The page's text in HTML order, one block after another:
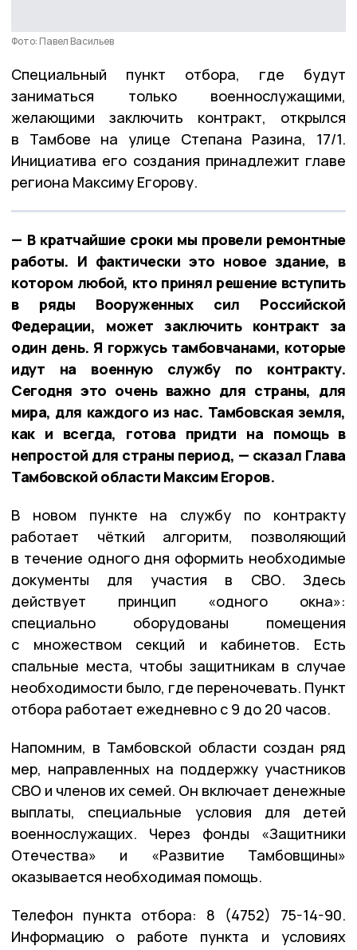
Фото: Павел Васильев
Специальный пункт отбора, где будут
заниматься только военнослужащими,
желающими заключить контракт, открылся
в Тамбове на улице Степана Разина, 17/1.
Инициатива его создания принадлежит главе
региона Максиму Егорову.
— В кратчайшие сроки мы провели ремонтные
работы. И фактически это новое здание, в
котором любой, кто принял решение вступить
в ряды Вооруженных сил Российской
Федерации, может заключить контракт за
один день. Я горжусь тамбовчанами, которые
идут на военную службу по контракту.
Сегодня это очень важно для страны, для
мира, для каждого из нас. Тамбовская земля,
как и всегда, готова придти на помощь в
непростой для страны период, — сказал Глава
Тамбовской области Максим Егоров.
В новом пункте на службу по контракту
работает чёткий алгоритм, позволяющий
в течение одного дня оформить необходимые
документы для участия в СВО. Здесь
действует принцип «одного окна»:
специально оборудованы помещения
с множеством секций и кабинетов. Есть
спальные места, чтобы защитникам в случае
необходимости было, где переночевать. Пункт
отбора работает ежедневно с 9 до 20 часов.
Напомним, в Тамбовской области создан ряд
мер, направленных на поддержку участников
СВО и членов их семей. Он включает денежные
выплаты, специальные условия для детей
военнослужащих. Через фонды «Защитники
Отечества» и «Развитие Тамбовщины»
оказывается необходимая помощь.
Телефон пункта отбора: 8 (4752) 75-14-90.
Информацию о работе пункта и условиях